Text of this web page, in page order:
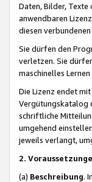
Daten, Bilder,
anwendbaren
diesen
Sie dürfen den
verletzen. Sie
maschinelles
Die Lizenz endet
Vergütungskatalog
schriftliche
umgehend
jeweils verlangt,
2.
(a) Beschreibung.